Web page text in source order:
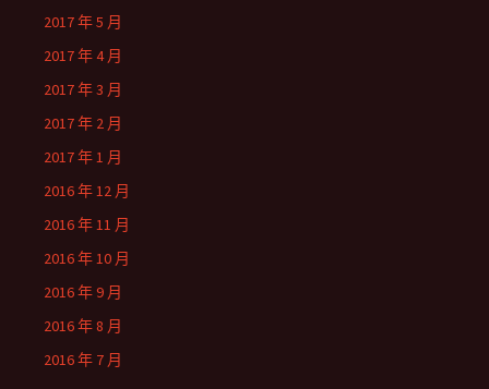
2017 年 5 月
2017 年 4 月
2017 年 3 月
2017 年 2 月
2017 年 1 月
2016 年 12 月
2016 年 11 月
2016 年 10 月
2016 年 9 月
2016 年 8 月
2016 年 7 月